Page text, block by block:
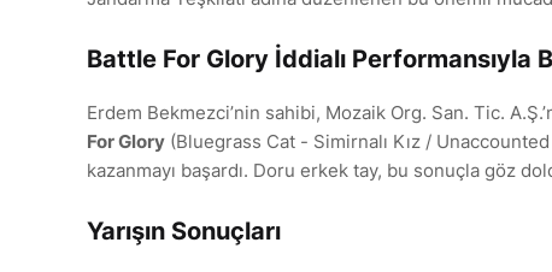
Battle For Glory İddialı Performansıyla
Erdem Bekmezci’nin sahibi, Mozaik Org. San. Tic.
For Glory (Bluegrass Cat - Simirnalı Kız /
kazanmayı başardı. Doru erkek tay, bu sonuçla göz
Yarışın Sonuçları